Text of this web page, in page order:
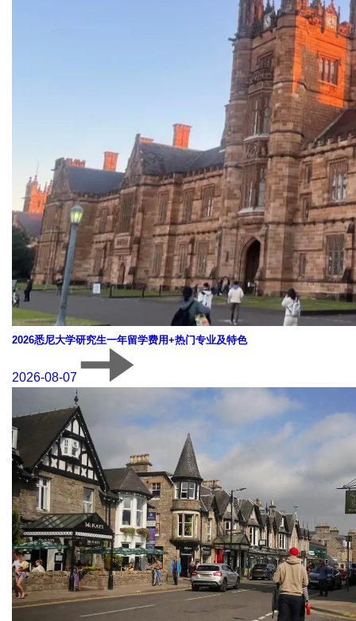
2026悉尼大学研究生一年留学费用+热门专业及特色
2026-08-07